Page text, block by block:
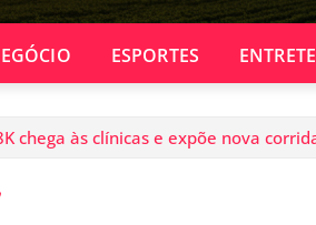
ESPORTES
chega às clínicas e expõe nova